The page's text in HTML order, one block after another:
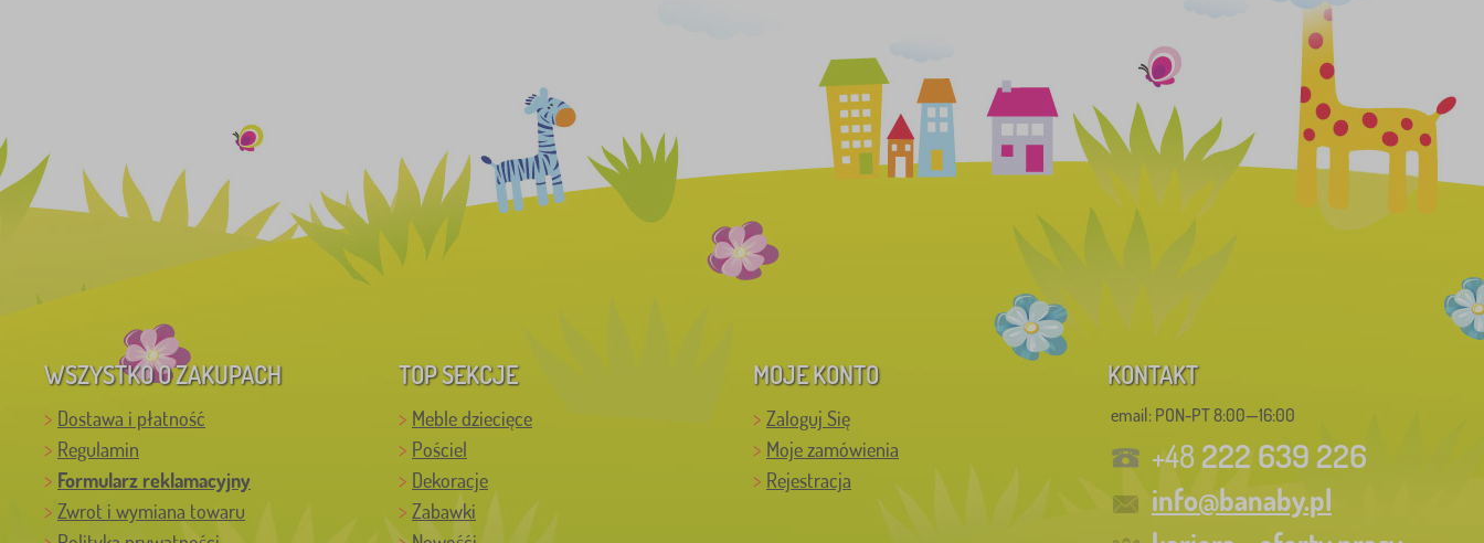
WSZYSTKO O ZAKUPACH
Dostawa i płatność
Regulamin
Formularz reklamacyjny
Zwrot i wymiana towaru
TOP SEKCJE
Meble dziecięce
Pościel
Dekoracje
Zabawki
MOJE KONTO
Zaloguj Się
Moje zamówienia
Rejestracja
KONTAKT
email: PON-PT 8:00—16:00
+48222 639 226
info@banaby.pl